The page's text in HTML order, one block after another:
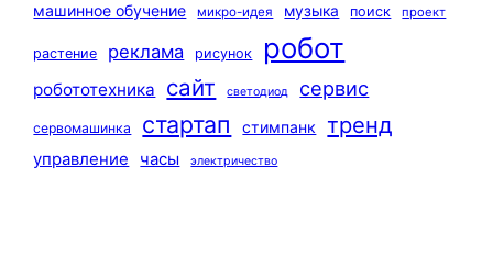
машинное обучение
микро-идея музыка поиск проект
растение реклама рисунок робот
робототехника сайт светодиод сервис
сервомашинка стартап стимпанк тренд
управление часы электричество